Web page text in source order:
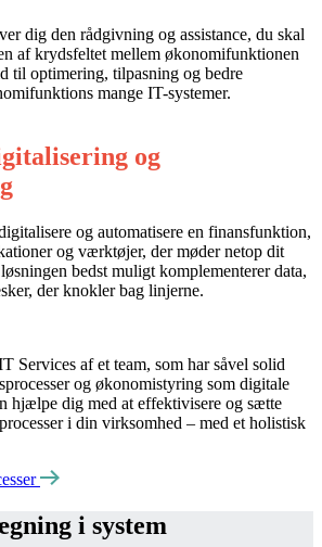
dig den rådgivning og assistance, du skal
af krydsfeltet mellem økonomifunktionen
til optimering, tilpasning og bedre
mange IT-systemer.
og
og automatisere en finansfunktion,
og værktøjer, der møder netop dit
bedst muligt komplementerer data,
der knokler bag linjerne.
Services af et team, som har såvel solid
og økonomistyring som digitale
hjælpe dig med at effektivisere og sætte
i din virksomhed – med et holistisk
i system